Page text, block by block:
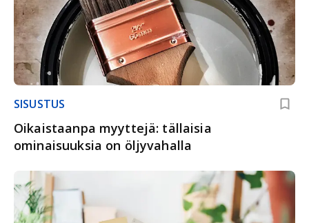
SISUSTUS
Oikaistaanpa myyttejä: tällaisia
ominaisuuksia on öljyvahalla